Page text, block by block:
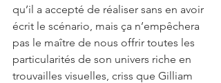
qu’il a accepté de réaliser sans en avoir
écrit le scénario, mais ça n’empêchera
pas le maître de nous offrir toutes les
particularités de son univers riche en
trouvailles visuelles, criss que Gilliam